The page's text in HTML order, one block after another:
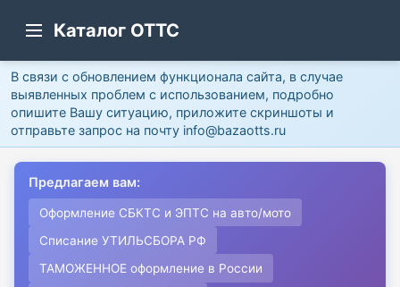
Каталог ОТТС
В связи с обновлением функционала сайта, в случае
выявленных проблем с использованием, подробно
опишите Вашу ситуацию, приложите скриншоты и
отправьте запрос на почту info@bazaotts.ru
Предлагаем вам:
Оформление СБКТС и ЭПТС на авто/мото
Списание УТИЛЬСБОРА РФ
ТАМОЖЕННОЕ оформление в России